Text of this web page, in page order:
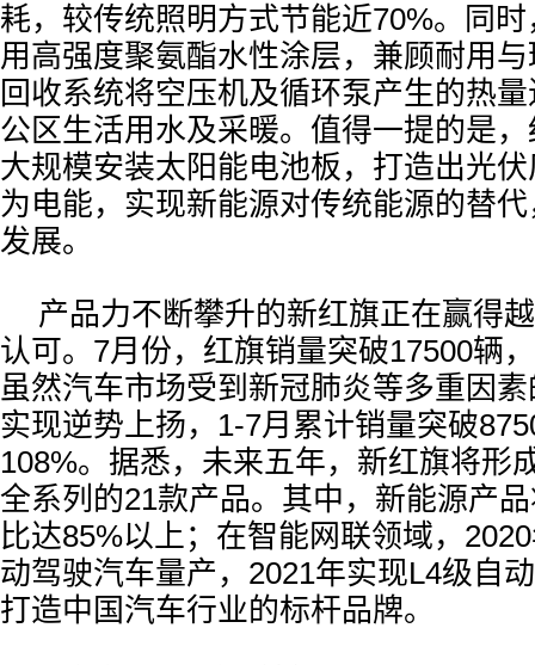
耗，较传统照明方式节能近70%。同
用高强度聚氨酯水性涂层，兼顾耐用
回收系统将空压机及循环泵产生的热
公区生活用水及采暖。值得一提的是
大规模安装太阳能电池板，打造出光
为电能，实现新能源对传统能源的替
发展。
产品力不断攀升的新红旗正在赢得
认可。7月份，红旗销量突破17500辆
虽然汽车市场受到新冠肺炎等多重因
实现逆势上扬，1-7月累计销量突破
108%。据悉，未来五年，新红旗将形
全系列的21款产品。其中，新能源产
比达85%以上；在智能网联领域，
动驾驶汽车量产，2021年实现L4级自
打造中国汽车行业的标杆品牌。